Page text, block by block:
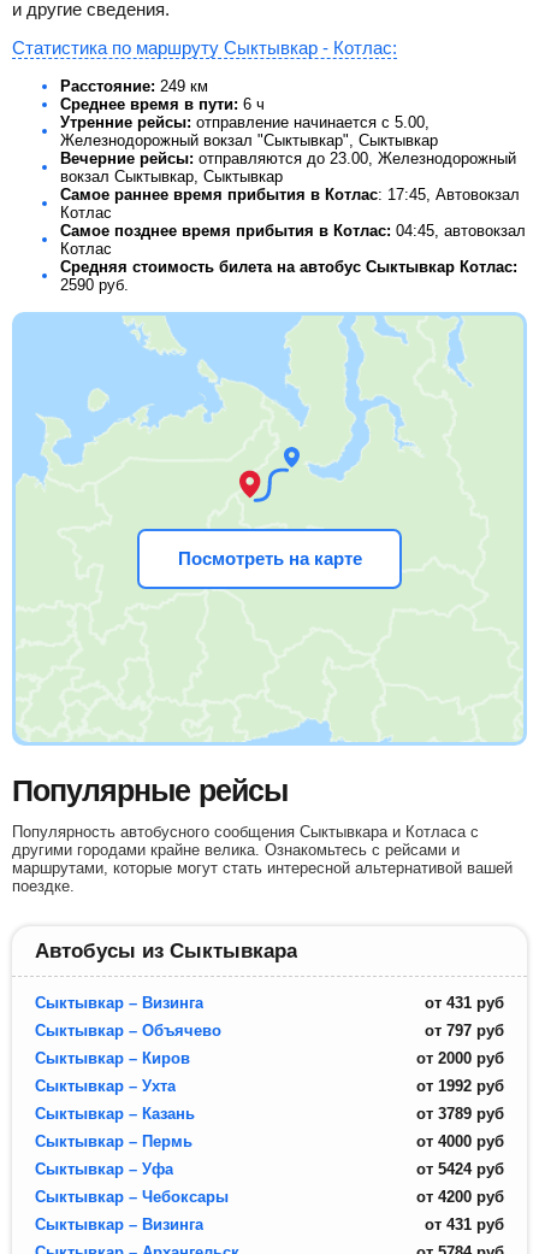
и другие сведения.
Статистика по маршруту Сыктывкар - Котлас:
Расстояние: 249 км
Среднее время в пути: 6 ч
Утренние рейсы: отправление начинается с 5.00,
Железнодорожный вокзал "Сыктывкар", Сыктывкар
Вечерние рейсы: отправляются до 23.00, Железнодорожный
вокзал Сыктывкар, Сыктывкар
Самое раннее время прибытия в Котлас: 17:45, Автовокзал
Котлас
Самое позднее время прибытия в Котлас: 04:45, автовокзал
Котлас
Средняя стоимость билета на автобус Сыктывкар Котлас:
2590 руб.
Посмотреть на карте
Популярные рейсы
Популярность автобусного сообщения Сыктывкара и Котласа с
другими городами крайне велика. Ознакомьтесь с рейсами и
маршрутами, которые могут стать интересной альтернативой вашей
поездке.
Автобусы из Сыктывкара
Сыктывкар – Визинга от 431 руб
Сыктывкар – Объячево
от 797 руб
Сыктывкар – Киров
от 2000 руб
Сыктывкар – Ухта
от 1992 руб
Сыктывкар – Казань
от 3789 руб
Сыктывкар – Пермь
от 4000 руб
Сыктывкар – Уфа
от 5424 руб
Сыктывкар – Чебоксары
от 4200 руб
Сыктывкар – Визинга
от 431 руб